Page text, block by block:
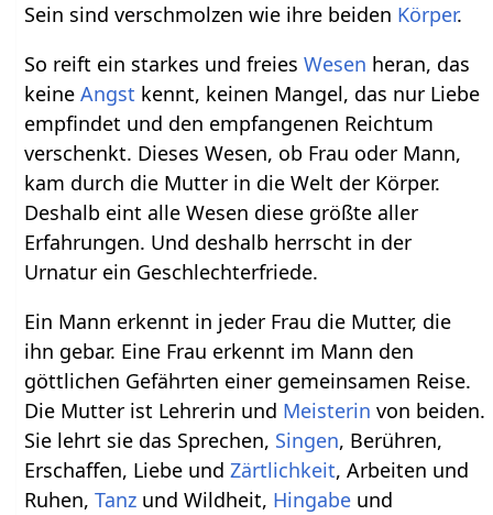
Sein sind verschmolzen wie ihre beiden Körper.
So reift ein starkes und freiesWesen heran, das
keineAngst kennt, keinen Mangel, das nur Liebe
empfindet und den empfangenen Reichtum
verschenkt. Dieses Wesen, ob Frau oder Mann,
kam durch die Mutter in die Welt der Körper.
Deshalb eint alle Wesen diese größte aller
Erfahrungen. Und deshalb herrscht in der
Urnatur ein Geschlechterfriede.
Ein Mann erkennt in jeder Frau die Mutter, die
ihn gebar. Eine Frau erkennt im Mann den
göttlichen Gefährten einer gemeinsamen Reise.
Die Mutter ist Lehrerin und Meisterin von beiden.
Sie lehrt sie das Sprechen, Singen, Berühren,
Erschaffen, Liebe undZärtlichkeit, Arbeiten und
Ruhen,Tanz und Wildheit, Hingabe und